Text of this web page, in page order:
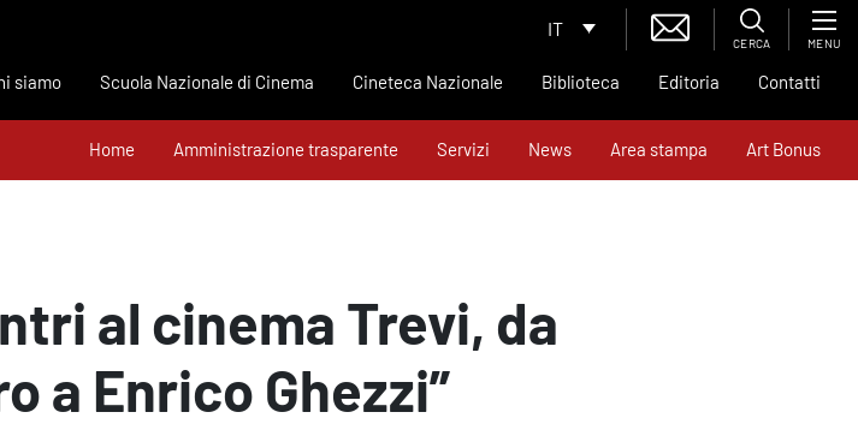
IT
CERCA MENU
siamo Scuola Nazionale di Cinema Cineteca Nazionale Biblioteca Editoria Contatti
Home Amministrazione trasparente Servizi News Area stampa Art Bonus
al cinema Trevi, da
a Enrico Ghezzi”